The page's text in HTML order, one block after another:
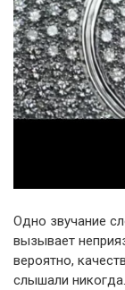
Одно звучание
вызывает
вероятно,
слышали